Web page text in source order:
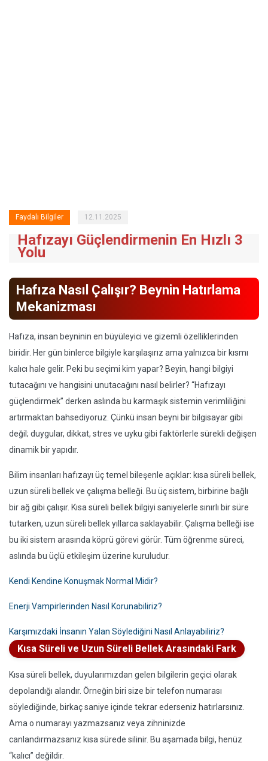
Faydalı Bilgiler 12.11.2025
Hafızayı Güçlendirmenin En Hızlı 3
Yolu
Hafıza Nasıl Çalışır? Beynin Hatırlama
Mekanizması
Hafıza, insan beyninin en büyüleyici ve gizemli özelliklerinden
biridir. Her gün binlerce bilgiyle karşılaşırız ama yalnızca bir kısmı
kalıcı hale gelir. Peki bu seçimi kim yapar? Beyin, hangi bilgiyi
tutacağını ve hangisini unutacağını nasıl belirler? “Hafızayı
güçlendirmek” derken aslında bu karmaşık sistemin verimliliğini
artırmaktan bahsediyoruz. Çünkü insan beyni bir bilgisayar gibi
değil; duygular, dikkat, stres ve uyku gibi faktörlerle sürekli değişen
dinamik bir yapıdır.
Bilim insanları hafızayı üç temel bileşenle açıklar: kısa süreli bellek,
uzun süreli bellek ve çalışma belleği. Bu üç sistem, birbirine bağlı
bir ağ gibi çalışır. Kısa süreli bellek bilgiyi saniyelerle sınırlı bir süre
tutarken, uzun süreli bellek yıllarca saklayabilir. Çalışma belleği ise
bu iki sistem arasında köprü görevi görür. Tüm öğrenme süreci,
aslında bu üçlü etkileşim üzerine kuruludur.
Kendi Kendine Konuşmak Normal Midir?
Enerji Vampirlerinden Nasıl Korunabiliriz?
Karşımızdaki İnsanın Yalan Söylediğini Nasıl Anlayabiliriz?
Kısa Süreli ve Uzun Süreli Bellek Arasındaki Fark
Kısa süreli bellek, duyularımızdan gelen bilgilerin geçici olarak
depolandığı alandır. Örneğin biri size bir telefon numarası
söylediğinde, birkaç saniye içinde tekrar ederseniz hatırlarsınız.
Ama o numarayı yazmazsanız veya zihninizde
canlandırmazsanız kısa sürede silinir. Bu aşamada bilgi, henüz
“kalıcı” değildir.